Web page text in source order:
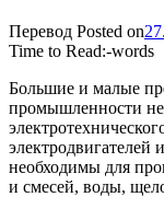
Перевод Posted on
Time to Read:-words
Большие и малые
промышленности
электродвигателей
необходимы для
и смесей, воды,